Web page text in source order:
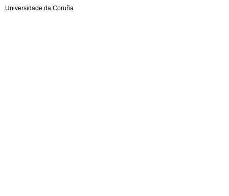
Universidade da Coruña